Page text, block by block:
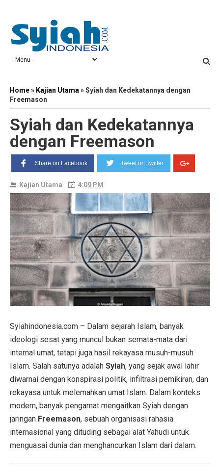
Home» Kajian Utama »Syiah dan Kedekatannya dengan
Freemason
Syiah dan Kedekatannya
dengan Freemason
Share on Facebook Tweet on Twitter
Kajian Utama 4:09 PM
Syiahindonesia.com – Dalam sejarah Islam, banyak
ideologi sesat yang muncul bukan semata-mata dari
internal umat, tetapi juga hasil rekayasa musuh-musuh
Islam. Salah satunya adalah Syiah, yang sejak awal lahir
diwarnai dengan konspirasi politik, infiltrasi pemikiran, dan
rekayasa untuk melemahkan umat Islam. Dalam konteks
modern, banyak pengamat mengaitkan Syiah dengan
jaringan Freemason, sebuah organisasi rahasia
internasional yang dituding sebagai alat Yahudi untuk
menguasai dunia dan menghancurkan Islam dari dalam.